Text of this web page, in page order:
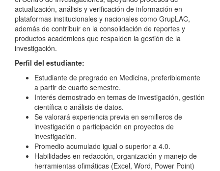
actualización, análisis y verificación de información en
plataformas institucionales y nacionales como GrupLAC,
además de contribuir en la consolidación de reportes y
productos académicos que respalden la gestión de la
investigación.
Perfil del estudiante:
Estudiante de pregrado en Medicina, preferiblemente
a partir de cuarto semestre.
Interés demostrado en temas de investigación, gestión
científica o análisis de datos.
Se valorará experiencia previa en semilleros de
investigación o participación en proyectos de
investigación.
Promedio acumulado igual o superior a 4.0.
Habilidades en redacción, organización y manejo de
herramientas ofimáticas (Excel, Word, Power Point)